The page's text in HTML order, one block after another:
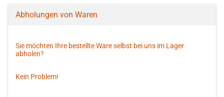
Abholungen von Waren
Sie möchten Ihre bestellte Ware selbst bei uns im Lager
abholen?
Kein Problem!